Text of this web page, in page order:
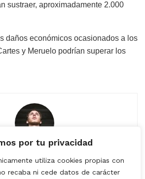
por tu privacidad
utiliza cookies propias con
recaba ni cede datos de carácter
sustraer, aproximadamente 2.000
daños económicos ocasionados a los
y Meruelo podrían superar los
Redacción